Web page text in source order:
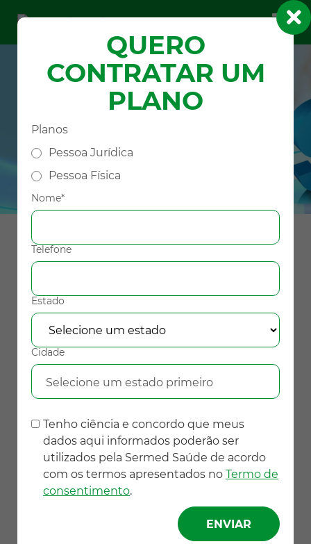
Visualizar Normativa 567
Verifique os detalhes das alterações da
normativa 567
PRESTADOR
SUBSTITUIDO
Rede
Descre
denciad
Dra.
Daniela
Maria
Cardozo
CRM 119421
1° Endereço
Tipo de
Consultóri
PRESTADOR
SUBSTITUTO
Rede
Descrede
nciada
Dra.
Marília
Ferreira
CRM 176010
1° Endereço
Social
Saúde
LTDA
QUERO
CONTRATAR UM
PLANO
Planos
Pessoa Jurídica
Pessoa Física
Nome*
Telefone
Estado
Cidade
Selecione um estado primeiro
Tenho ciência e concordo que meus
dados aqui informados poderão ser
utilizados pela Sermed Saúde de acordo
com os termos apresentados no Termo de
consentimento.